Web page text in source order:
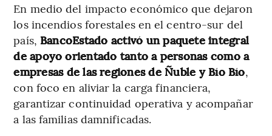
En medio del impacto económico que dejaron
los incendios forestales en el centro-sur del
país, BancoEstado activó un paquete integral
de apoyo orientado tanto a personas como a
empresas de las regiones de Ñuble y Bío Bío,
con foco en aliviar la carga financiera,
garantizar continuidad operativa y acompañar
a las familias damnificadas.